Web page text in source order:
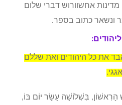
הספרים נשלחים אל כל 127 מדינות אחשוורוש דברי שלום
ונשאר כתוב בספר.
את כל היהודים ואת שללם
הָרִאשׁוֹן, בִּשְׁלוֹשָׁה עָשָׂר יוֹם בּוֹ,